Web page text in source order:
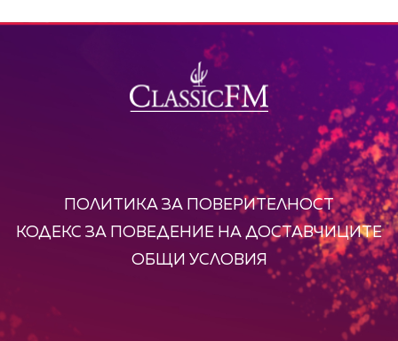
ПОЛИТИКА ЗА ПОВЕРИТЕЛНОСТ
КОДЕКС ЗА ПОВЕДЕНИЕ НА ДОСТАВЧИЦИТЕ
ОБЩИ УСЛОВИЯ